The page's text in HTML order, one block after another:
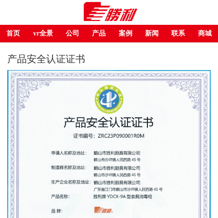
首页 vr全景 公司 产品 案例 新闻 联系 商城
产品安全认证证书